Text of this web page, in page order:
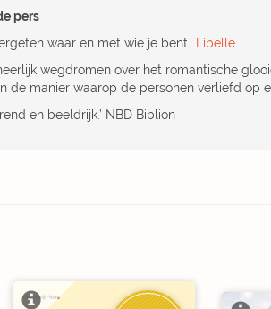
pers
waar en met wie je bent.’
Libelle
wegdromen over het romantische
de manier waarop de personen verliefd op
en beeldrijk.’ NBD Biblion